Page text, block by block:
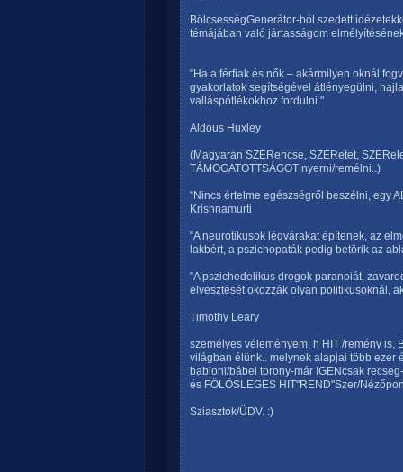
BölcsességGenerátor-ból szedett
témájában való jártasságom
"Ha a férfiak és nők – akármilyen oknál
gyakorlatok segítségével átlényegülni,
valláspótlékokhoz fordulni."
Aldous Huxley
(Magyarán SZERencse, SZERetet,
TÁMOGATOTTSÁGOT nyerni/remélni..)
"Nincs értelme egészségről beszélni, egy
Krishnamurti
"A neurotikusok légvárakat építenek, az
lakbért, a pszichopaták pedig betörik az
"A pszichedelikus drogok paranoiát,
elvesztését okozzák olyan politikusoknál,
Timothy Leary
személyes véleményem, h HIT /remény is,
világban élünk.. melynek alapjai több ezer
babioni/bábel torony-már IGENcsak
és FÖLÖSLEGES HIT"REND"Szer/
Sziasztok/ÜDV. :)